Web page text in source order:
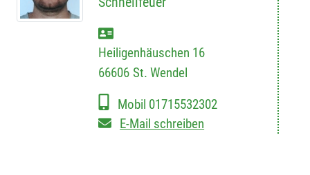
Heiligenhäuschen 16
66606 St. Wendel
Mobil 01715532302
E-Mail schreiben